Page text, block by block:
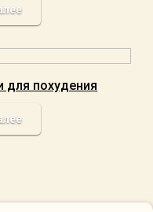
похудения